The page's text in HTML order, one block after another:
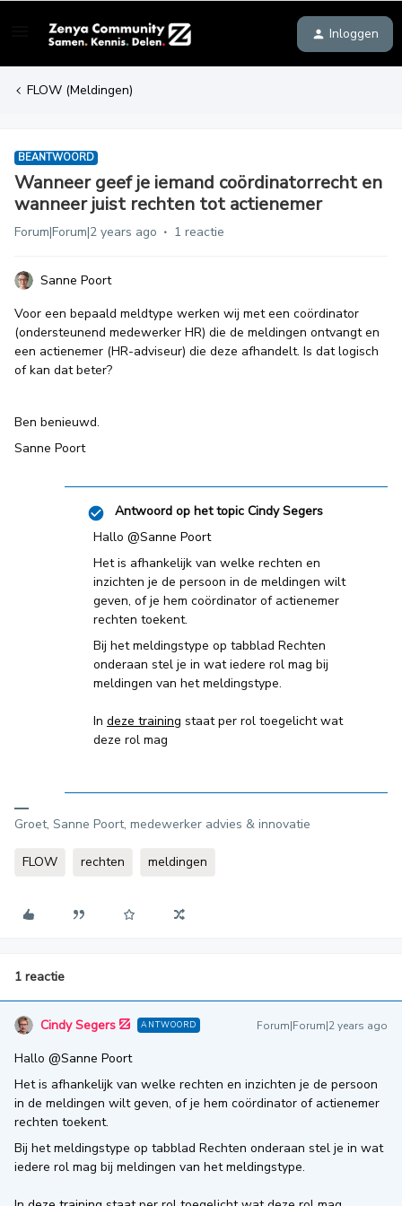
Inloggen
FLOW (Meldingen)
BEANTWOORD
Wanneer geef je iemand coördinatorrecht en
wanneer juist rechten tot actienemer
Forum|Forum|2 years ago 1 reactie
Sanne Poort
Voor een bepaald meldtype werken wij met een coördinator
(ondersteunend medewerker HR) die de meldingen ontvangt en
een actienemer (HR-adviseur) die deze afhandelt. Is dat logisch
of kan dat beter?
Ben benieuwd.
Sanne Poort
Antwoord op het topic Cindy Segers
Hallo @Sanne Poort
Het is afhankelijk van welke rechten en
inzichten je de persoon in de meldingen wilt
geven, of je hem coördinator of actienemer
rechten toekent.
Bij het meldingstype op tabblad Rechten
onderaan stel je in wat iedere rol mag bij
meldingen van het meldingstype.
In deze training staat per rol toegelicht wat
deze rol mag
Groet, Sanne Poort, medewerker advies & innovatie
FLOW rechten meldingen
1 reactie
Cindy Segers ANTWOORD Forum|Forum|2 years ago
Hallo @Sanne Poort
Het is afhankelijk van welke rechten en inzichten je de persoon
in de meldingen wilt geven, of je hem coördinator of actienemer
rechten toekent.
Bij het meldingstype op tabblad Rechten onderaan stel je in wat
iedere rol mag bij meldingen van het meldingstype.